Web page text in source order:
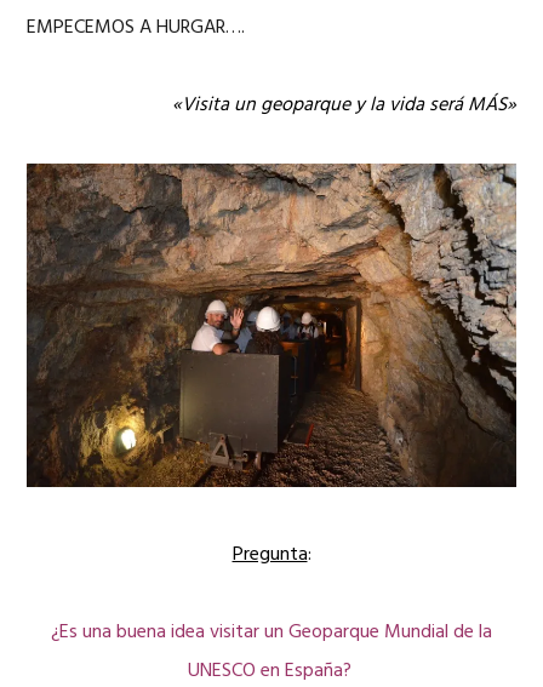
EMPECEMOS A HURGAR….
«Visita un geoparque y la vida será MÁS»
Pregunta:
¿Es una buena idea visitar un Geoparque Mundial de la
UNESCO en España?